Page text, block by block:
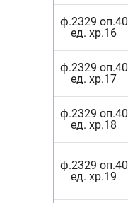
ф.2329 оп.40
ед. хр.16
ф.2329 оп.40
ед. хр.17
ф.2329 оп.40
ед. хр.18
ф.2329 оп.40
ед. хр.19